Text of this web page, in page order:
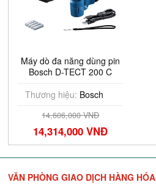
Máy dò đa năng dùng pin
Bosch D-TECT 200 C
Thương hiệu: Bosch
14,606,000 VNĐ
14,314,000 VNĐ
VĂN PHÒNG GIAO DỊCH HÀNG HÓA